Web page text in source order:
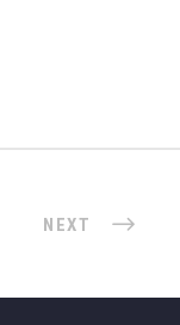
NEXT